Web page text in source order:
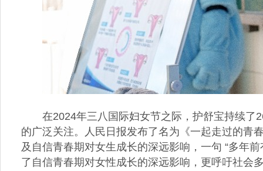
在2024年三八国际妇女节之际，护舒宝持续
的广泛关注。人民日报发布了名为《一起走过的青
及自信青春期对女生成长的深远影响，一句 “多年
了自信青春期对女性成长的深远影响，更呼吁社会